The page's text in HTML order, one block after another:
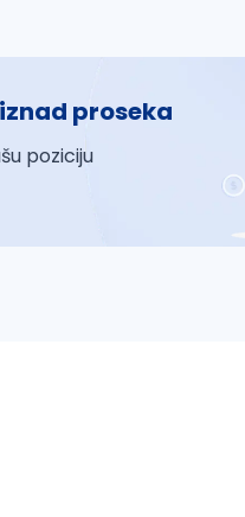
proseka
poziciju